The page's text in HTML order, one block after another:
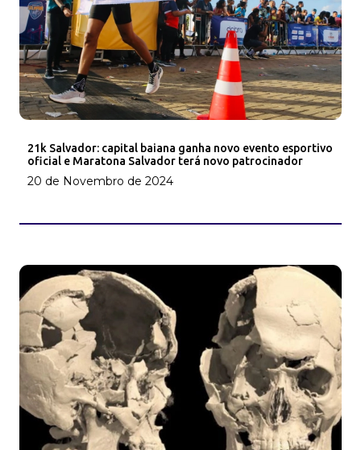
21k Salvador: capital baiana ganha novo evento esportivo
oficial e Maratona Salvador terá novo patrocinador
20 de Novembro de 2024